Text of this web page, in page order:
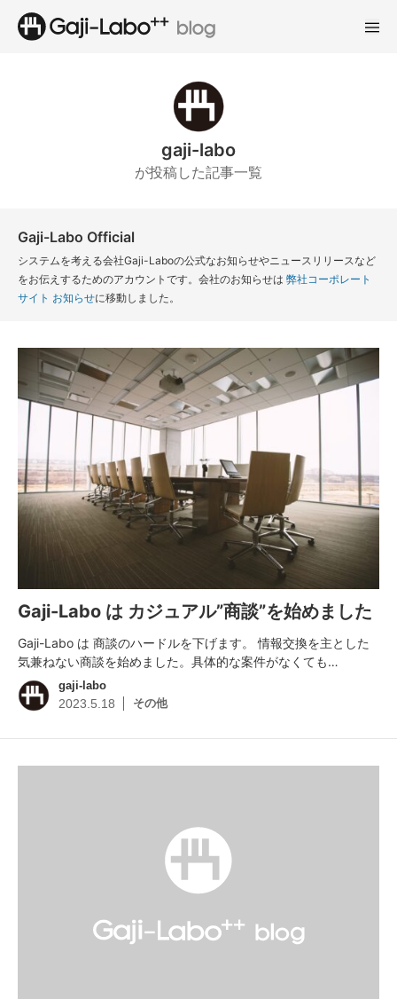
gaji-labo
が投稿した記事一覧
Gaji-Labo Official
システムを考える会社Gaji-Laboの公式なお知らせやニュースリリースなど
をお伝えするためのアカウントです。会社のお知らせは 弊社コーポレート
サイト お知らせに移動しました。
Gaji-Labo は カジュアル”商談”を始めました
Gaji-Labo は 商談のハードルを下げます。 情報交換を主とした
気兼ねない商談を始めました。具体的な案件がなくても…
gaji-labo
2023.5.18 その他